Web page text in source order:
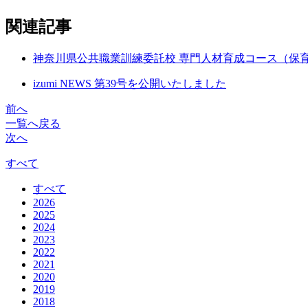
関連記事
神奈川県公共職業訓練委託校 専門人材育成コース（保
izumi NEWS 第39号を公開いたしました
前へ
一覧へ戻る
次へ
すべて
すべて
2026
2025
2024
2023
2022
2021
2020
2019
2018